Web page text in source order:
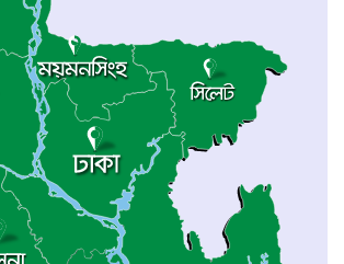
মেজর হাফিজ অস্থায়ী রাষ্ট্রপতি নির্বাচিত হওয়ায়
তজুমদ্দিনে আনন্দ মিছিল